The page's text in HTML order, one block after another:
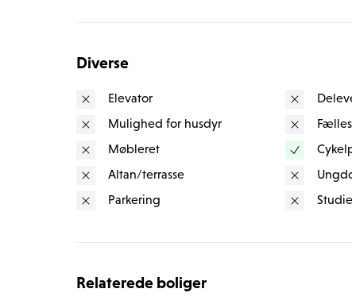
Der er nem adgang til offentlig transport. Med
meter til Rungsted Station, kan man nemt lade
ejendommen.
Diverse
Elevator
Mulighed for husdyr
Møbleret
Altan/terrasse
Parkering
Relaterede boliger